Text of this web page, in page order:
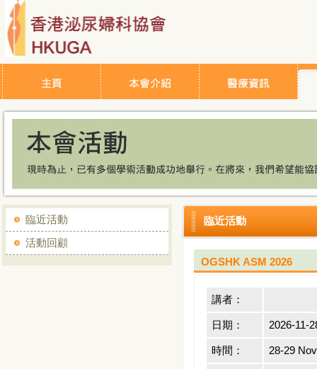
臨近活動
活動回顧
臨近活動
OGSHK ASM 2026
講者：
日期： 2026-11-
時間： 28-29